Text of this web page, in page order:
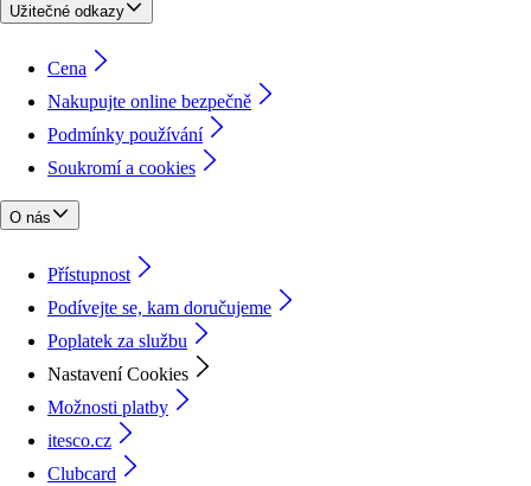
Užitečné odkazy
Cena
Nakupujte online bezpečně
Podmínky používání
Soukromí a cookies
O nás
Přístupnost
Podívejte se, kam doručujeme
Poplatek za službu
Nastavení Cookies
Možnosti platby
itesco.cz
Clubcard